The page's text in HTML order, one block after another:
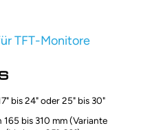
TFT-Monitore
bis 24" oder 25" bis 30"
bis 310 mm (Variante